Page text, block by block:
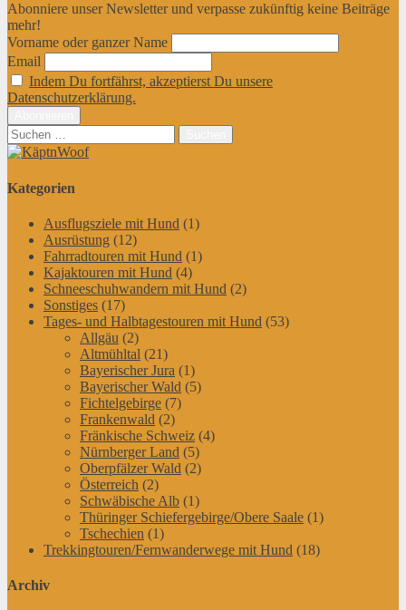
Abonniere unser Newsletter und verpasse zukünftig keine Beiträge
mehr!
Vorname oder ganzer Name
Email
Indem Du fortfährst, akzeptierst Du unsere
Datenschutzerklärung.
Suchen
nach:
Kategorien
Ausflugsziele mit Hund (1)
Ausrüstung (12)
Fahrradtouren mit Hund (1)
Kajaktouren mit Hund (4)
Schneeschuhwandern mit Hund (2)
Sonstiges (17)
Tages- und Halbtagestouren mit Hund (53)
Allgäu (2)
Altmühltal (21)
Bayerischer Jura (1)
Bayerischer Wald (5)
Fichtelgebirge (7)
Frankenwald (2)
Fränkische Schweiz (4)
Nürnberger Land (5)
Oberpfälzer Wald (2)
Österreich (2)
Schwäbische Alb (1)
Thüringer Schiefergebirge/Obere Saale (1)
Tschechien (1)
Trekkingtouren/Fernwanderwege mit Hund (18)
Archiv